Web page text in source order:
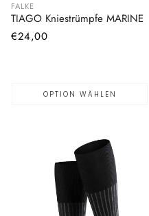
FALKE
TIAGO Kniestrümpfe MARINE
Normaler
€24,00
OPTION WÄHLEN